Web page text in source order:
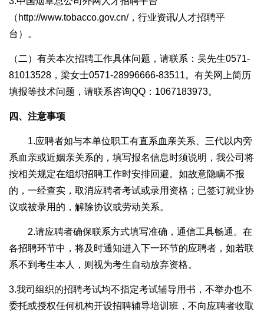
（http://www.tobacco.gov.cn/，行业资讯/人才招聘平
台）。
（二）有关本次招聘工作具体问题，请联系：吴先生0571-
81013528，梁女士0571-28996666-83511。有关网上简历
填报等技术问题，请联系咨询QQ：1067183973。
四、注意事项
1.应聘者如与本单位职工有直系血亲关系、三代以内旁
系血亲或近姻亲关系的，填写报名信息时须说明，我公司将
按相关规定在组织招聘工作时安排回避。如故意隐瞒不报
的，一经查实，取消应聘者考试或录用资格；已签订就业协
议或被录用的，解除协议或劳动关系。
2.请应聘者确保联系方式填写准确，通信工具畅通。在
各招聘环节中，将及时通知进入下一环节的应聘者，如若联
系不到考生本人，则视为考生自动放弃资格。
3.我司组织的招聘考试均不指定考试辅导用书，不举办也不
委托或授权任何机构开设招聘辅导培训班，不向应聘者收取